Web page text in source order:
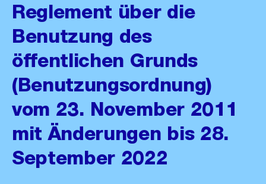
Reglement über die
Benutzung des
öffentlichen Grunds
(Benutzungsordnung)
vom 23. November 2011
mit Änderungen bis 28.
September 2022